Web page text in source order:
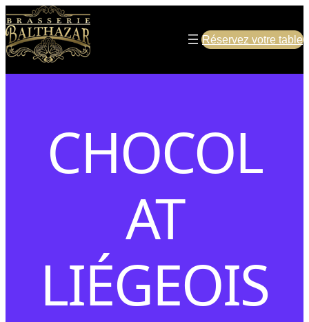
Réservez votre table
CHOCOL
AT
LIÉGEOIS